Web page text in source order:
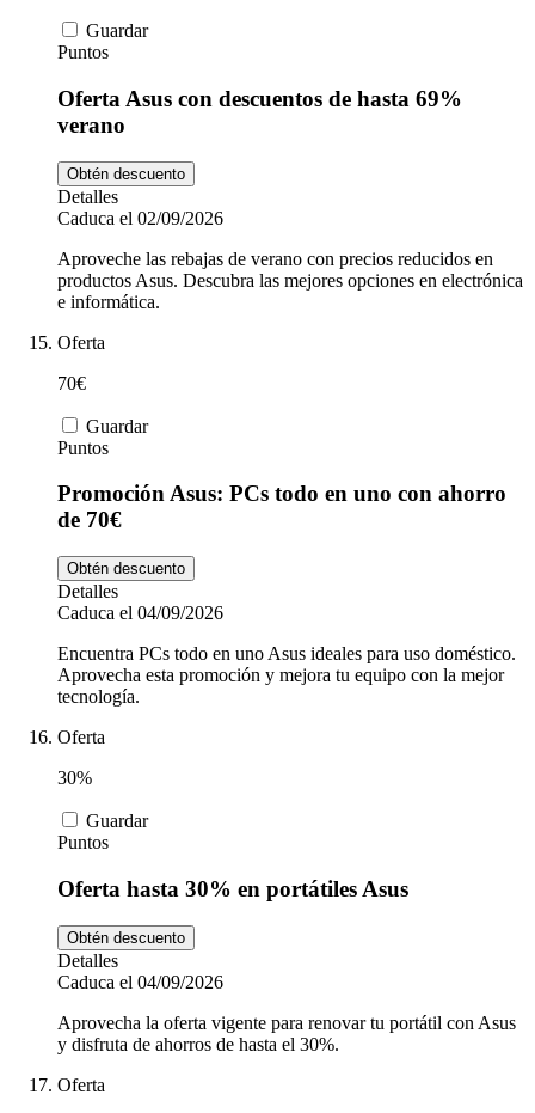
Guardar
Puntos
Oferta Asus con descuentos de hasta 69%
verano
Obtén descuento
Detalles
Caduca el 02/09/2026
Aproveche las rebajas de verano con precios reducidos en
productos Asus. Descubra las mejores opciones en electrónica
e informática.
Oferta
70€
Guardar
Puntos
Promoción Asus: PCs todo en uno con ahorro
de 70€
Obtén descuento
Detalles
Caduca el 04/09/2026
Encuentra PCs todo en uno Asus ideales para uso doméstico.
Aprovecha esta promoción y mejora tu equipo con la mejor
tecnología.
Oferta
30%
Guardar
Puntos
Oferta hasta 30% en portátiles Asus
Obtén descuento
Detalles
Caduca el 04/09/2026
Aprovecha la oferta vigente para renovar tu portátil con Asus
y disfruta de ahorros de hasta el 30%.
Oferta